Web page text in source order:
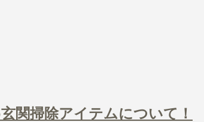
関掃除アイテムについて！